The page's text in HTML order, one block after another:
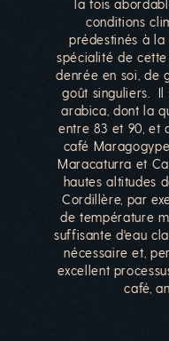
la fois
conditions
prédestinés à la
spécialité de
denrée en soi, de
goût singuliers. Il
arabica, dont la
entre 83 et 90, et
café
Maracaturra et
hautes altitudes
Cordillère, par
de température
suffisante d'eau
nécessaire et,
excellent
café,